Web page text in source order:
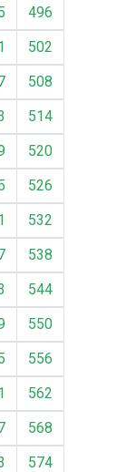
496
502
508
514
520
526
532
538
544
550
556
562
568
574